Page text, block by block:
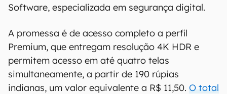
Software, especializada em segurança digital.
A promessa é de acesso completo a perfil
Premium, que entregam resolução 4K HDR e
permitem acesso em até quatro telas
simultaneamente, a partir de 190 rúpias
indianas, um valor equivalente a R$ 11,50. O total